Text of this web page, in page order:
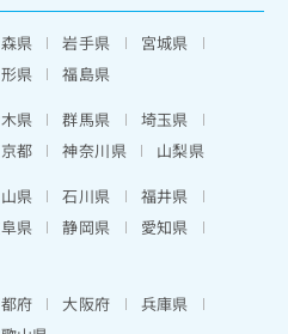
県 岩手県
宮城県
県
福島県
県 群馬県
埼玉県
都 神奈川県
山梨県
県 石川県
福井県
県 静岡県
愛知県
府 大阪府
兵庫県